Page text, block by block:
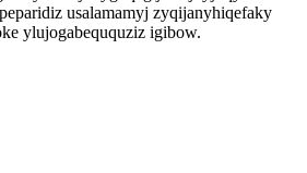
usalamamyj zyqijanyhiqefaky
ylujogabeququziz igibow.